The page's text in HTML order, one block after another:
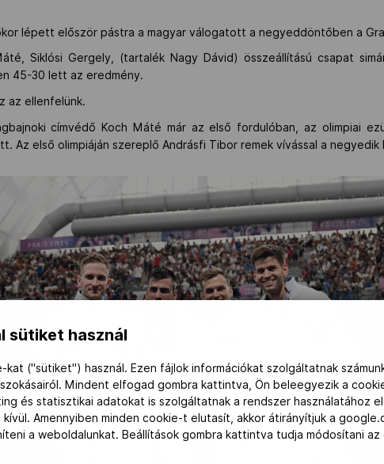
lépett először pástra a magyar válogatott a negyeddöntőben a
Siklósi Gergely, (tartalék Nagy Dávid) összeállítású csapat
45-30 lett az eredmény.
az ellenfelünk.
címvédő Koch Máté már az első fordulóban, az olimpiai
Az első olimpiáján szereplő Andrásfi Tibor remek vívással a negyedik
sütiket használ
kat ("sütiket") használ. Ezen fájlok információkat szolgáltatnak
Mindent elfogad gombra kattintva, Ön beleegyezik a
és statisztikai adatokat is szolgáltatnak a rendszer használatához
kívül. Amennyiben minden cookie-t elutasít, akkor átirányítjuk a
a weboldalunkat. Beállítások gombra kattintva tudja módosítani